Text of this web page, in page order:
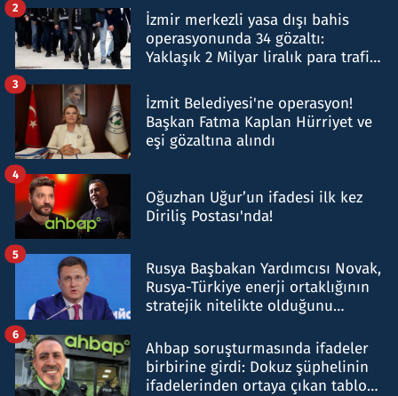
İzmir merkezli yasa dışı bahis
operasyonunda 34 gözaltı:
Yaklaşık 2 Milyar liralık para trafiği
2
İzmit Belediyesi'ne operasyon!
Başkan Fatma Kaplan Hürriyet ve
eşi gözaltına alındı
3
Oğuzhan Uğur’un ifadesi ilk kez
Diriliş Postası'nda!
4
Rusya Başbakan Yardımcısı Novak,
Rusya-Türkiye enerji ortaklığının
stratejik nitelikte olduğunu
5
Ahbap soruşturmasında ifadeler
birbirine girdi: Dokuz şüphelinin
ifadelerinden ortaya çıkan tablo
6